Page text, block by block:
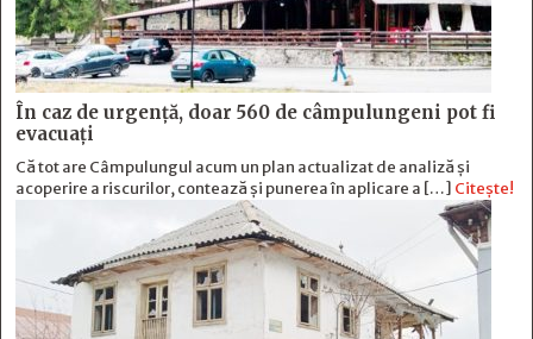
În caz de urgență, doar 560 de câmpulungeni pot fi
evacuați
Că tot are Câmpulungul acum un plan actualizat de analiză și
acoperire a riscurilor, contează și punerea în aplicare a […] Citește!